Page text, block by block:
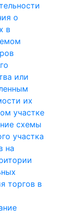
о
в
или
их
участке
схемы
участка
на
торгов в